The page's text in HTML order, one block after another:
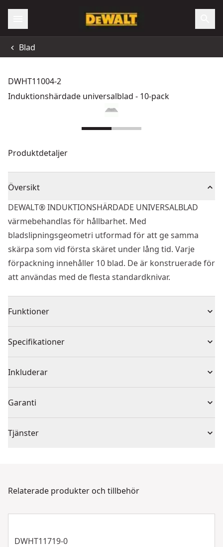
Blad
DWHT11004-2
Induktionshärdade universalblad - 10-pack
Produktdetaljer
Översikt
DEWALT® INDUKTIONSHÄRDADE UNIVERSALBLAD
värmebehandlas för hållbarhet. Med
bladslipningsgeometri utformad för att ge samma
skärpa som vid första skäret under lång tid. Varje
förpackning innehåller 10 blad. De är konstruerade för
att användas med de flesta standardknivar.
Funktioner
skarpare och som förblir vass x2 längre än ett
Bladet genomgår en speciell värmebehandling - en
process som skapar ett starkare och mer flexibelt
blad. Det ger 20% mer flexibilitet/styrka jämfört med
ett standard kolstålblad
Universal standardprofil för att passa de flesta
Specifikationer
Produkttyp Knivblad till universalkniv
Solo eller set Set
Antal bitar 10
Bladlängd
Inkluderar
Garanti
Tjänster
Kundsupport
Relaterade produkter och tillbehör
DWHT11719-0